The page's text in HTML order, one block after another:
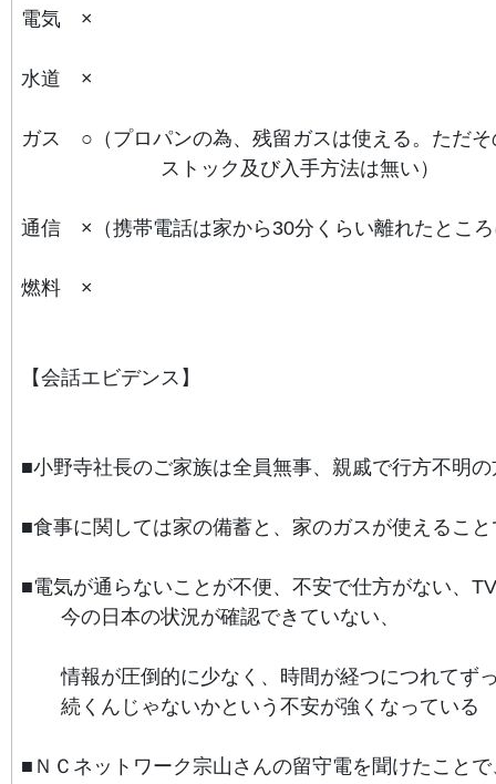
電気 ×
水道 ×
ガス ○（プロパンの為、残留ガスは使える。 ただ
ストック及び入手方法は無い）
通信 ×（携帯電話は家から30分くらい離れたとこ
燃料 ×
【会話エビデンス】
■小野寺社長のご家族は全員無事、 親戚で行方不明
■食事に関しては家の備蓄と、家のガスが使えること
■電気が通らないことが不便、不安で仕方がない、
今の日本の状況が確認できていない、
情報が圧倒的に少なく、 時間が経つにつれてず
続くんじゃないかという不安が強くなっている
■ＮＣネットワーク宗山 さんの留守電を聞けたことで